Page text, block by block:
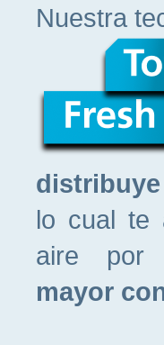
Nuestra
distribuye
lo cual te
aire por
mayor